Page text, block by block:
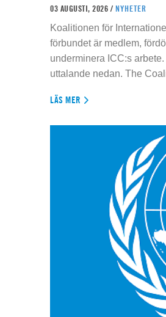
03 AUGUSTI, 2026 / NYHETER
Koalitionen för
förbundet är medlem,
underminera ICC:s
uttalande nedan. The
LÄS MER